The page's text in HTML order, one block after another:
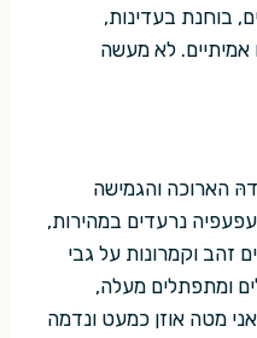
בוחנת בעדינות,
לא מעשה
הארוכה והגמישה
נרעדים במהירות,
זהב וקמרונות על גבי
ומתפתלים מעלה,
מטה אוזן כמעט ונדמה